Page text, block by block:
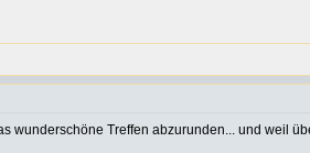
wunderschöne Treffen abzurunden... und weil